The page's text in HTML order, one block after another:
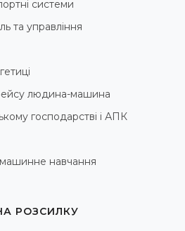
системи
та управління
людина-машина
господарстві і АПК
навчання
РОЗСИЛКУ